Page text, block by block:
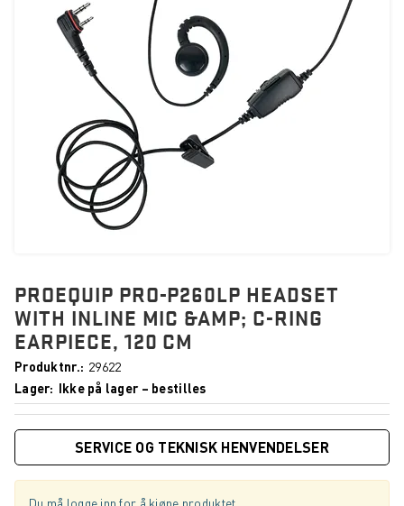
PROEQUIP PRO-P260LP HEADSET
WITH INLINE MIC &AMP; C-RING
EARPIECE, 120 CM
Produktnr.
29622
Lager
Ikke på lager – bestilles
SERVICE OG TEKNISK HENVENDELSER
Du må logge inn for å kjøpe produktet.